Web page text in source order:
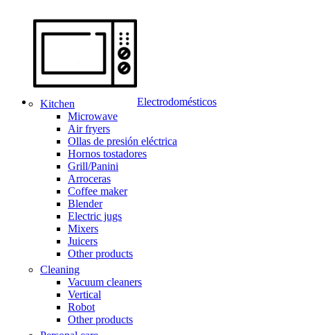
Electrodomésticos
Kitchen
Microwave
Air fryers
Ollas de presión eléctrica
Hornos tostadores
Grill/Panini
Arroceras
Coffee maker
Blender
Electric jugs
Mixers
Juicers
Other products
Cleaning
Vacuum cleaners
Vertical
Robot
Other products